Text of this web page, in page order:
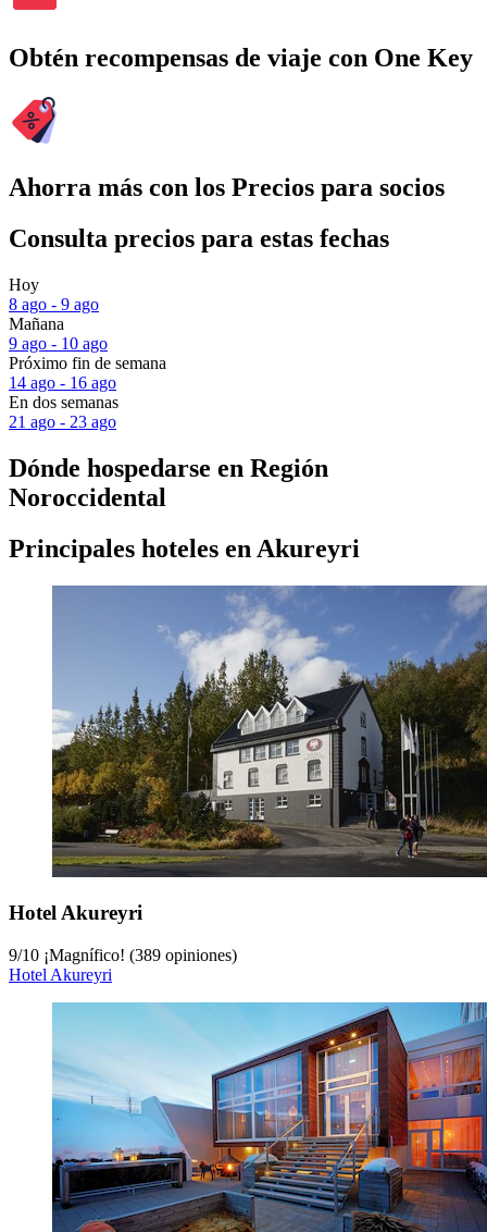
Obtén recompensas de viaje con One Key
Ahorra más con los Precios para socios
Consulta precios para estas fechas
Hoy
8 ago - 9 ago
Mañana
9 ago - 10 ago
Próximo fin de semana
14 ago - 16 ago
En dos semanas
21 ago - 23 ago
Dónde hospedarse en Región
Noroccidental
Principales hoteles en Akureyri
Hotel Akureyri
9/10 ¡Magnífico! (389 opiniones)
Hotel Akureyri